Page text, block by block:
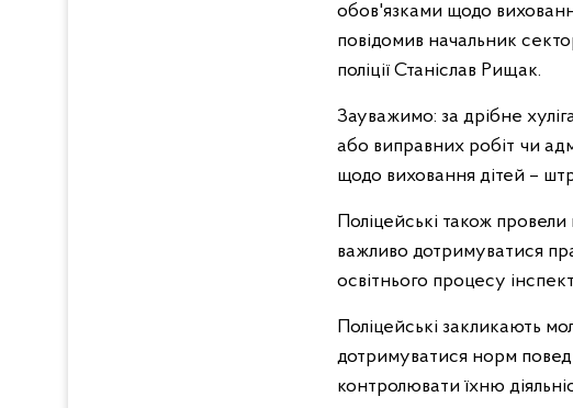
обов'язками щодо
повідомив начальник
поліції Станіслав Рищак.
Зауважимо: за дрібне
або виправних робіт чи
щодо виховання дітей –
Поліцейські також
важливо дотримуватися
освітнього процесу
Поліцейські закликають
дотримуватися норм
контролювати їхню